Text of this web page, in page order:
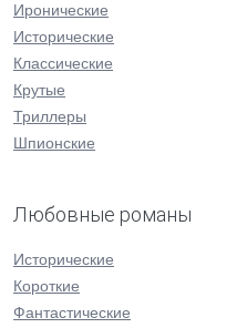
Иронические
Исторические
Классические
Крутые
Триллеры
Шпионские
Любовные романы
Исторические
Короткие
Фантастические